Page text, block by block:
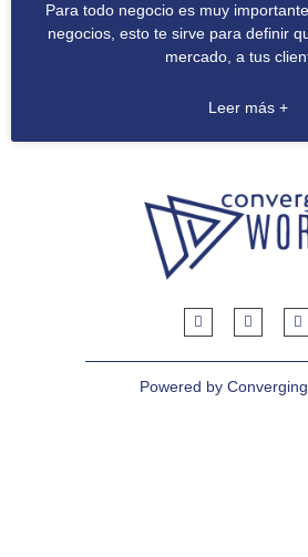
Para todo negocio es muy
negocios, esto te sirve para definir
mercado, a tus
Leer más +
Powered by